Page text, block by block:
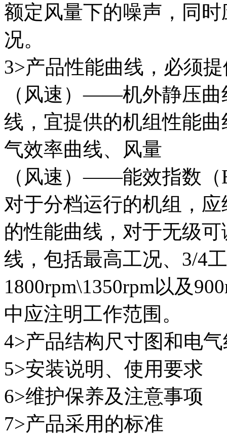
额定风量下的噪声，同
况。
3>产品性能曲线，必须
（风速）——机外静压
线，宜提供的机组性能
气效率曲线、风量
（风速）——能效指数（
对于分档运行的机组，
的性能曲线，对于无级
线，包括最高工况、3/4
1800rpm\1350rpm以及
中应注明工作范围。
4>产品结构尺寸图和电
5>安装说明、使用要求
6>维护保养及注意事项
7>产品采用的标准